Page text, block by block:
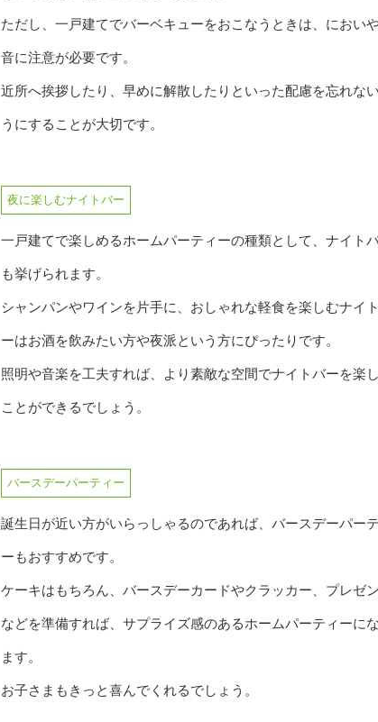
ただし、一戸建てでバーベキューをおこなうときは、におい
音に注意が必要です。
近所へ挨拶したり、早めに解散したりといった配慮を忘れな
うにすることが大切です。
夜に楽しむナイトバー
一戸建てで楽しめるホームパーティーの種類として、ナイト
も挙げられます。
シャンパンやワインを片手に、おしゃれな軽食を楽しむナイ
ーはお酒を飲みたい方や夜派という方にぴったりです。
照明や音楽を工夫すれば、より素敵な空間でナイトバーを楽
ことができるでしょう。
バースデーパーティー
誕生日が近い方がいらっしゃるのであれば、バースデーパー
ーもおすすめです。
ケーキはもちろん、バースデーカードやクラッカー、プレゼ
などを準備すれば、サプライズ感のあるホームパーティーに
ます。
お子さまもきっと喜んでくれるでしょう。